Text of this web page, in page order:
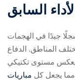
السابق
جيدًا في الهجمات
المناطق. الدفاع
يعكس مستوى تكتيكي
يجعل كل